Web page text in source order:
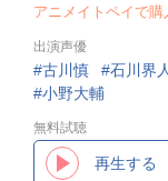
アニメイトペイで
出演声優
古川慎 石川界人
小野大輔
無料試聴
再生する